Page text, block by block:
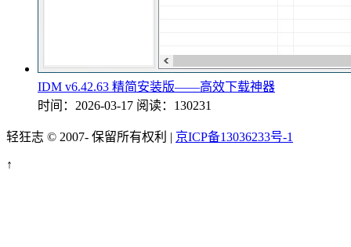
IDM v6.42.63 精简安装版——高效下载神器
时间：2026-03-17 阅读：130231
轻狂志 © 2007- 保留所有权利 | 京ICP备13036233号-1
↑